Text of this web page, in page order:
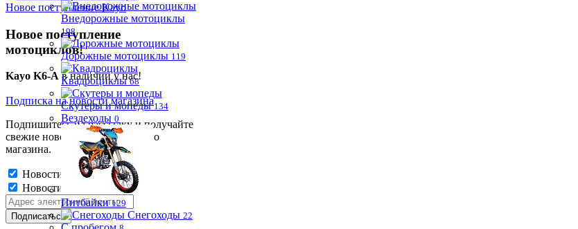
Внедорожные мотоциклы
198
Дорожные мотоциклы 119
Квадроциклы 68
Скутеры и мопеды 134
Вездеходы 0
Питбайки 129
Снегоходы 22
Новое поступление Kayo
Новое поступление
мотоциклов!
Kayo K6-Aв наличии у нас!
Подписка на новости магазина
Подпишитесь на рассылку и получайте
свежие новости и акции нашего
магазина.
Новости магазина
Новости магазина